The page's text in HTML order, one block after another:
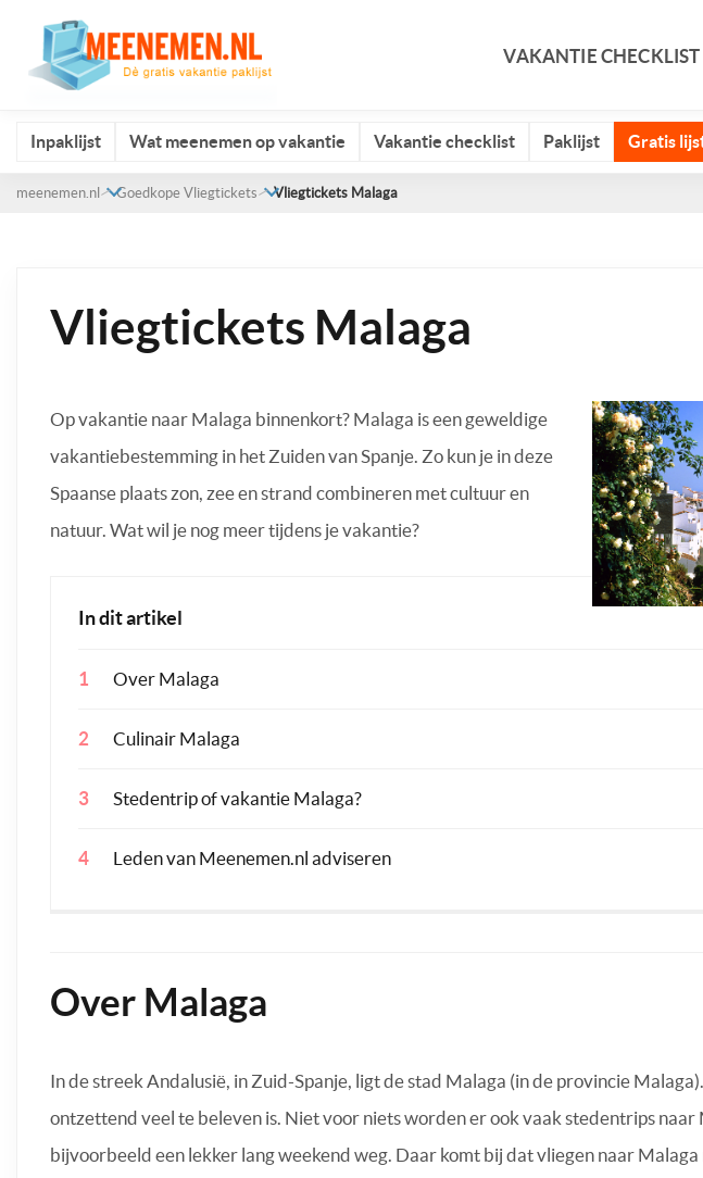
VAKANTIE CHECKLIST
Inpaklijst Wat meenemen op vakantie Vakantie checklist Paklijst Gratis
meenemen.nl Goedkope Vliegtickets Vliegtickets Malaga
Vliegtickets Malaga
Op vakantie naar Malaga binnenkort? Malaga is een geweldige
vakantiebestemming in het Zuiden van Spanje. Zo kun je in deze
Spaanse plaats zon, zee en strand combineren met cultuur en
natuur. Wat wil je nog meer tijdens je vakantie?
In dit artikel
Over Malaga
Culinair Malaga
Stedentrip of vakantie Malaga?
Leden van Meenemen.nl adviseren
Over Malaga
In de streek Andalusië, in Zuid-Spanje, ligt de stad Malaga (in de provincie
ontzettend veel te beleven is. Niet voor niets worden er ook vaak stedentrips
bijvoorbeeld een lekker lang weekend weg. Daar komt bij dat vliegen naar